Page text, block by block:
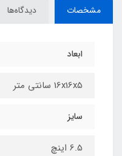
مشخصات دیدگاه‌ها
ابعاد
16x16x5 سانتی متر
سایز
6.5 اینچ